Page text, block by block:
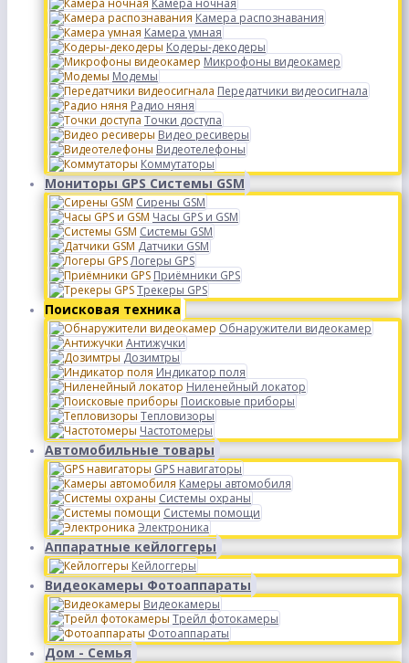
Камера ночная
Камера распознавания
Камера умная
Кодеры-декодеры
Микрофоны видеокамер
Модемы
Передатчики видеосигнала
Радио няня
Точки доступа
Видео ресиверы
Видеотелефоны
Коммутаторы
Мониторы GPS Системы GSM
Сирены GSM
Часы GPS и GSM
Системы GSM
Датчики GSM
Логеры GPS
Приёмники GPS
Трекеры GPS
Поисковая техника
Обнаружители видеокамер
Антижучки
Дозимтры
Индикатор поля
Ниленейный локатор
Поисковые приборы
Тепловизоры
Частотомеры
Автомобильные товары
GPS навигаторы
Камеры автомобиля
Системы охраны
Системы помощи
Электроника
Аппаратные кейлоггеры
Кейлоггеры
Видеокамеры Фотоаппараты
Видеокамеры
Трейл фотокамеры
Фотоаппараты
Дом - Семья